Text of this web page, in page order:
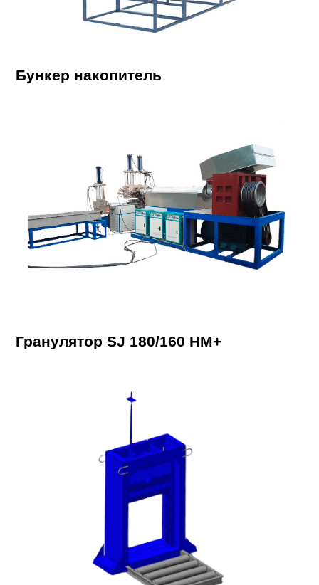
Бункер накопитель
Гранулятор SJ 180/160 HM+